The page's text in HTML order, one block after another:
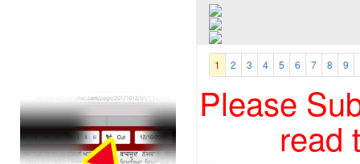
1 2 3 4 5 6 7 8 9
Please
read